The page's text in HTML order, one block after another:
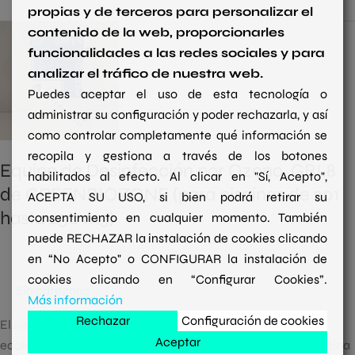
Equipo de Desinfección por Ozono, GBI.8
de GREENBIOZONE (para piscinas de 201
hasta 250 m3)
Sin categoría
El sistema por desinfección por ozono para piscinas es
ecológico, saludable y sostenible. Te ayudará a tener tu piscina
Equipo
Desinfección
Ozono,
GBI.8
GREENBIOZONE
(para
piscinas
hasta
m3)
propias y de terceros para personalizar el
contenido de la web, proporcionarles
funcionalidades a las redes sociales y para
analizar el tráfico de nuestra web.
Puedes aceptar el uso de esta tecnología o
administrar su configuración y poder rechazarla, y así
como controlar completamente qué información se
recopila y gestiona a través de los botones
habilitados al efecto. Al clicar en "Sí, Acepto",
ACEPTA SU USO, si bien podrá retirar su
consentimiento en cualquier momento. También
puede RECHAZAR la instalación de cookies clicando
en “No Acepto" o CONFIGURAR la instalación de
cookies clicando en “Configurar Cookies”.
Más información
Rechazar
Configuración de cookies
Aceptar